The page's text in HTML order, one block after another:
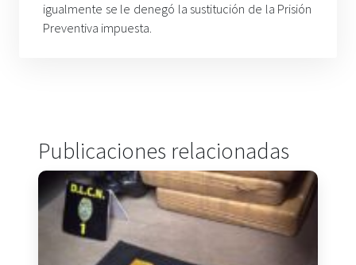
igualmente se le denegó la sustitución de la Prisión
Preventiva impuesta.
Publicaciones relacionadas